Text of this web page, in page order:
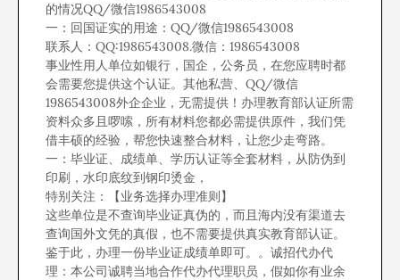
的情况QQ/微信1986543008
一：回国证实的用途：QQ/微信1986543008
联系人：QQ:1986543008.微信：1986543008
事业性用人单位如银行，国企，公务员，在您应聘时都
会需要您提供这个认证。其他私营、QQ/微信
1986543008外企企业，无需提供！办理教育部认证所需
资料众多且啰嗦，所有材料您都必需提供原件，我们凭
借丰硕的经验，帮您快速整合材料，让您少走弯路。
一：毕业证、成绩单、学历认证等全套材料，从防伪到
印刷，水印底纹到钢印烫金，
特别关注：【业务选择办理准则】
这些单位是不查询毕业证真伪的，而且海内没有渠道去
查询国外文凭的真假，也不需要提供真实教育部认证。
鉴于此，办理一份毕业证成绩单即可。。诚招代办代
理：本公司诚聘当地合作代办代理职员，假如你有业余